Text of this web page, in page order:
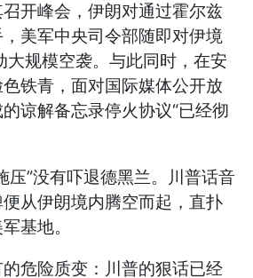
开峰会，伊朗对通过霍尔兹
美军中央司令部随即对伊境
大规模空袭。与此同时，在安
铁青，面对国际媒体公开放
谅解备忘录停火协议“已经彻
压”没有吓退德黑兰。川普话音
从伊朗境内腾空而起，直扑
基地。
危险质变：川普的狠话已经